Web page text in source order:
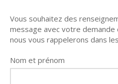
Vous souhaitez des
message avec votre
nous vous rappelerons dans
Nom et prénom